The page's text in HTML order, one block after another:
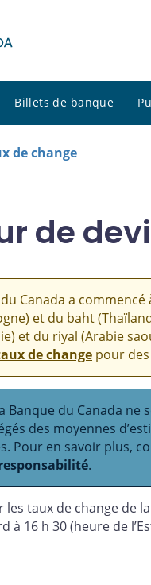
Billets de banque
de change
de
Canada a
et du baht
et du riyal (Arabie
de change pour
Banque du Canada
des moyennes
Pour en savoir plus,
.
taux de change de
16 h 30 (heure de